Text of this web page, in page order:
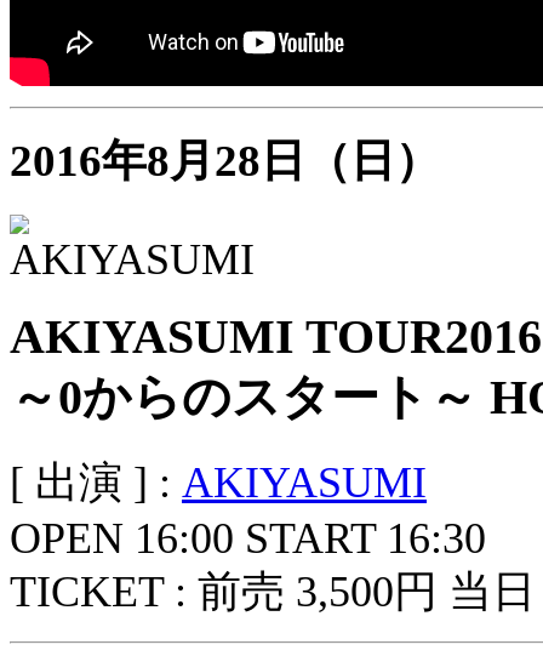
2016年8月28日（日）
AKIYASUMI TOUR2016
～0からのスタート～
[ 出演 ] : AKIYASUMI
OPEN 16:00 START 16:30
TICKET : 前売 3,500円 当